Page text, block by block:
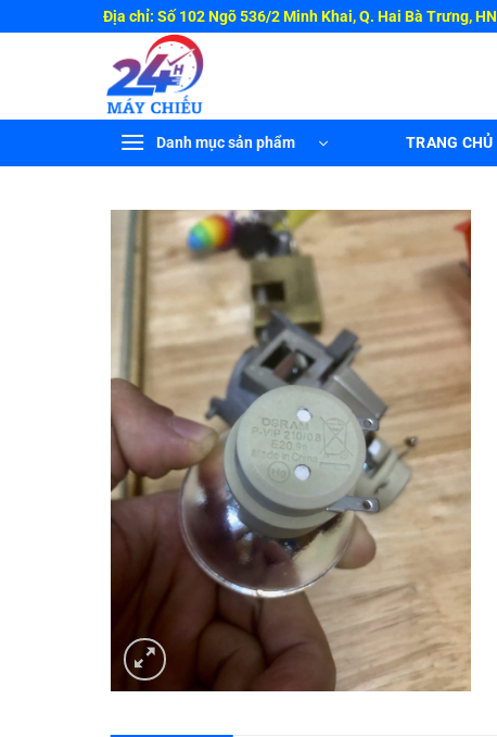
qua
Địa chỉ: Số 102 Ngõ 536/2 Minh Khai, Q. Hai Bà Trưng, HN
Danh mục sản phẩm TRANG CHỦ